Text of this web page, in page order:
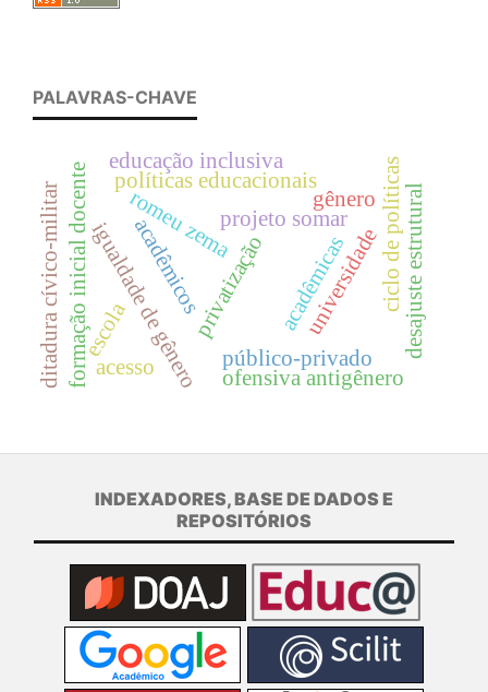
PALAVRAS-CHAVE
privatização
projeto somar
público-privado
romeu zema
igualdade de gênero
acadêmicos acadêmicas
universidade
ofensiva antigênero
políticas educacionais
gênero ciclo de políticas
educação inclusiva
formação inicial docente desajuste estrutural
acesso
ditadura cívico-militar escola
INDEXADORES, BASE DE DADOS E
REPOSITÓRIOS